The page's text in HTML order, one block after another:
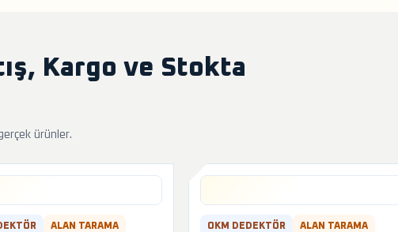
Kargo ve Stokta
ürünler.
ALAN TARAMA OKM DEDEKTÖR ALAN TARAMA